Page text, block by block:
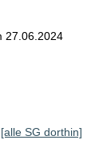
27.06.2024
[alle SG dorthin]